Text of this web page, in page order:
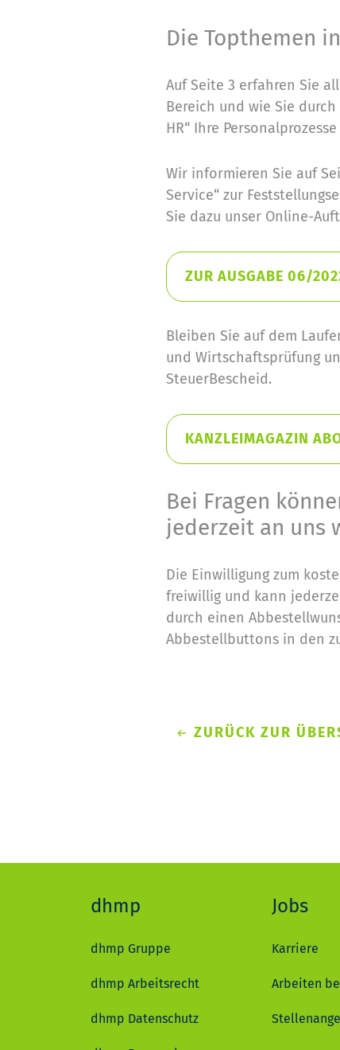
Die Topthemen
Auf Seite 3 erfahren Sie
Bereich und wie Sie
HR“ Ihre
Wir informieren Sie auf
Service“ zur
Sie dazu unser Online-
ZUR AUSGABE 06/
Bleiben Sie auf dem
und Wirtschaftsprüfung
SteuerBescheid.
KANZLEIMAGAZIN
Bei Fragen
jederzeit an uns
Die Einwilligung zum
freiwillig und kann
durch einen
Abbestellbuttons in den
ZURÜCK ZUR
dhmp
dhmp Gruppe
dhmp Arbeitsrecht
dhmp Datenschutz
Jobs
Karriere
Arbeiten